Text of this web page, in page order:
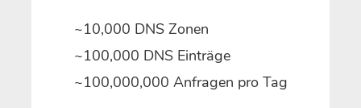
~10,000 DNS Zonen
~100,000 DNS Einträge
~100,000,000 Anfragen pro Tag